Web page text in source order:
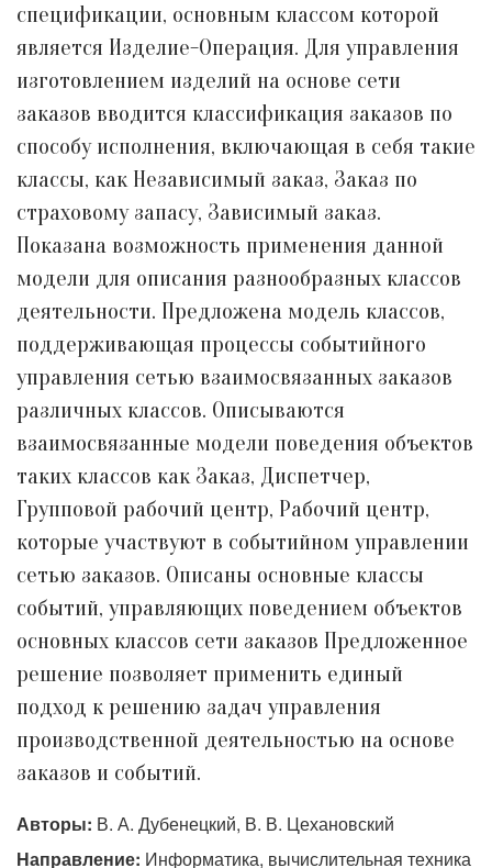
спецификации, основным классом которой
является Изделие-Операция. Для управления
изготовлением изделий на основе сети
заказов вводится классификация заказов по
способу исполнения, включающая в себя такие
классы, как Независимый заказ, Заказ по
страховому запасу, Зависимый заказ.
Показана возможность применения данной
модели для описания разнообразных классов
деятельности. Предложена модель классов,
поддерживающая процессы событийного
управления сетью взаимосвязанных заказов
различных классов. Описываются
взаимосвязанные модели поведения объектов
таких классов как Заказ, Диспетчер,
Групповой рабочий центр, Рабочий центр,
которые участвуют в событийном управлении
сетью заказов. Описаны основные классы
событий, управляющих поведением объектов
основных классов сети заказов Предложенное
решение позволяет применить единый
подход к решению задач управления
производственной деятельностью на основе
заказов и событий.
Авторы: В. А. Дубенецкий, В. В. Цехановский
Направление: Информатика, вычислительная техника